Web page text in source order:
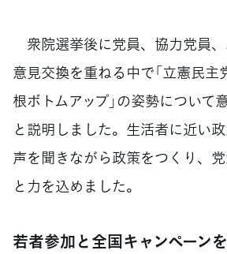
衆院選挙後に党員、協力党員、
意見交換を重ねる中で「立憲民主
根ボトムアップ」の姿勢について
と説明しました。生活者に近い
声を聞きながら政策をつくり、
と力を込めました。
若者参加と全国キャンペーン